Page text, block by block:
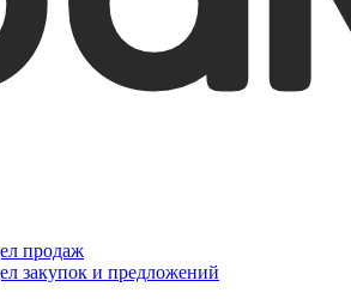
продаж
закупок и предложений